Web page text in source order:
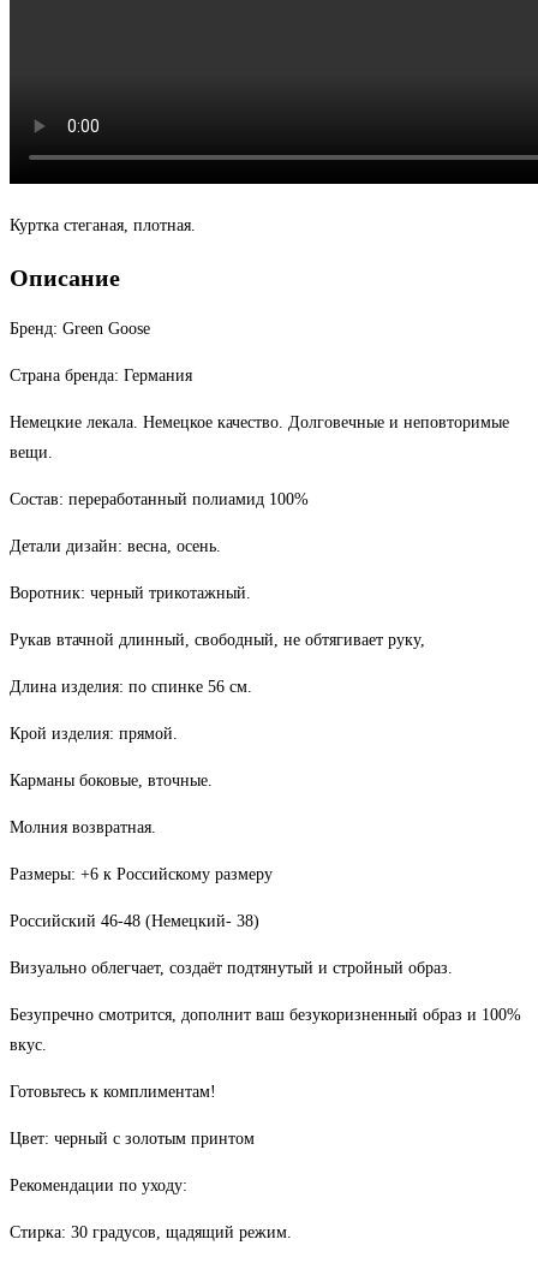
Куртка стеганая, плотная.
Описание
Бренд: Green Goose
Страна бренда: Германия
Немецкие лекала. Немецкое качество. Долговечные и неповторимые
вещи.
Состав: переработанный полиамид 100%
Детали дизайн: весна, осень.
Воротник: черный трикотажный.
Рукав втачной длинный, свободный, не обтягивает руку,
Длина изделия: по спинке 56 см.
Крой изделия: прямой.
Карманы боковые, вточные.
Молния возвратная.
Размеры: +6 к Российскому размеру
Российский 46-48 (Немецкий- 38)
Визуально облегчает, создаёт подтянутый и стройный образ.
Безупречно смотрится, дополнит ваш безукоризненный образ и 100%
вкус.
Готовьтесь к комплиментам!
Цвет: черный с золотым принтом
Рекомендации по уходу:
Стирка: 30 градусов, щадящий режим.